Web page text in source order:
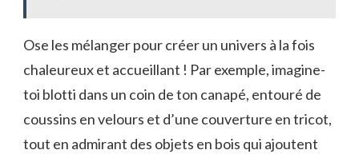
Ose les mélanger pour créer un univers à la fois
chaleureux et accueillant ! Par exemple, imagine-
toi blotti dans un coin de ton canapé, entouré de
coussins en velours et d’une couverture en tricot,
tout en admirant des objets en bois qui ajoutent